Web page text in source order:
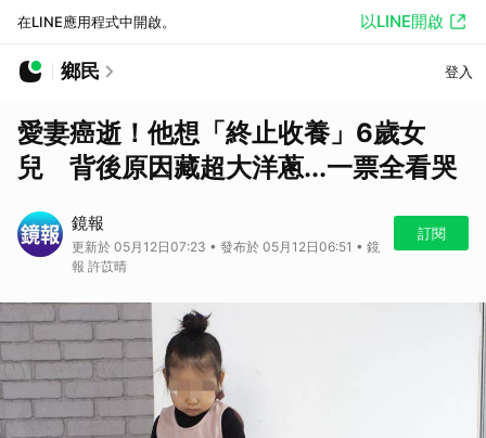
在LINE應用程式中開啟。 以LINE開啟
鄉民 登入
愛妻癌逝！他想「終止收養」6歲女
兒 背後原因藏超大洋蔥...一票全看哭
鏡報
更新於 05月12日07:23 • 發布於 05月12日06:51 • 鏡
報 許苡晴
訂閱